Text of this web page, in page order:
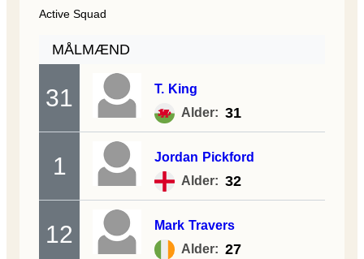
Active Squad
MÅLMÆND
31 T. King
Alder: 31
1 Jordan Pickford
Alder: 32
12 Mark Travers
Alder: 27